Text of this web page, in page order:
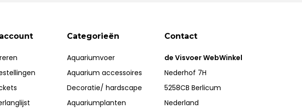
Categorieën
Aquariumvoer
Aquarium accessoires
Decoratie/ hardscape
Aquariumplanten
Contact
de Visvoer WebWinkel
Nederhof 7H
5258CB Berlicum
Nederland